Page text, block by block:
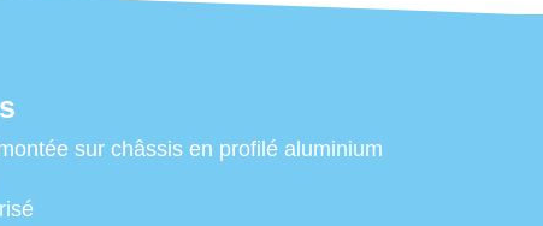
sur châssis en profilé aluminium